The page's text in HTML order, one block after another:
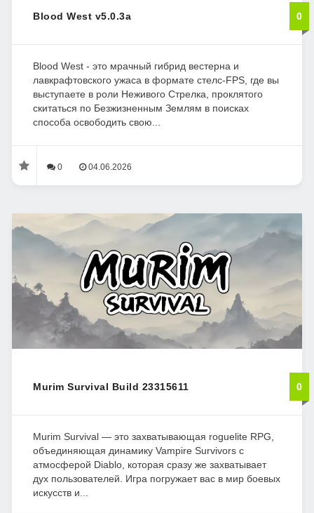
Blood West v5.0.3a 0
Blood West - это мрачный гибрид вестерна и
лавкрафтовского ужаса в формате стелс-FPS, где вы
выступаете в роли Неживого Стрелка, проклятого
скитаться по Безжизненным Землям в поисках
способа освободить свою...
0 04.06.2026
Murim Survival Build 23315611 0
Murim Survival — это захватывающая roguelite RPG,
объединяющая динамику Vampire Survivors с
атмосферой Diablo, которая сразу же захватывает
дух пользователей. Игра погружает вас в мир боевых
искусств и...